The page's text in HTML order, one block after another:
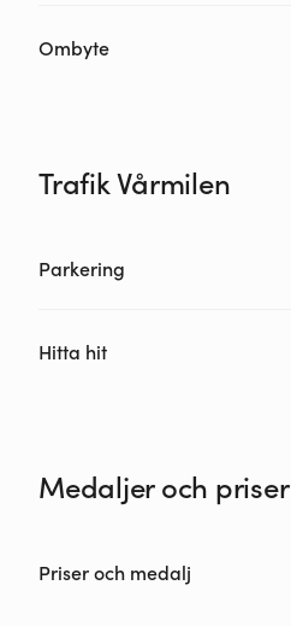
Ombyte
Trafik Vårmilen
Parkering
Hitta hit
Medaljer och priser
Priser och medalj